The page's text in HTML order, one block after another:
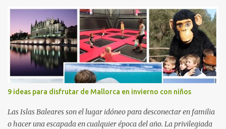
presencia de Emilio Zegrí, presidente de la Fundación RCPB; la Dra.
Anna Llort, adjunta del Servicio de Oncología Pediátrica del
Hospital Vall d’Hebron e investigadora del grupo de Investigación
Traslacional en Cáncer en la Infancia y la Adolescencia del Vall
d’Hebron Instituto de Investigación (VHIR); Anna Saló, psicóloga
del Servicio de Oncología Pediátrica del Vall d’Hebron y del grupo
de Investigación Traslacional en Cáncer en la Infancia y la
Adolescencia del VHIR y Teresa Xipell, fisioterapeuta y directora de
hipoterapia en la Fundación Federica Cerdá. Imágenes cortesía de
asesoría de ...
9 ideas para disfrutar de Mallorca en invierno con niños
Las Islas Baleares son el lugar idóneo para desconectar en familia
o hacer una escapada en cualquier época del año. La privilegiada